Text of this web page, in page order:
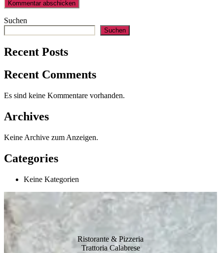
Suchen
Suchen
Recent Posts
Recent Comments
Es sind keine Kommentare vorhanden.
Archives
Keine Archive zum Anzeigen.
Categories
Keine Kategorien
Ristorante & Pizzeria
Trattoria Calabrese